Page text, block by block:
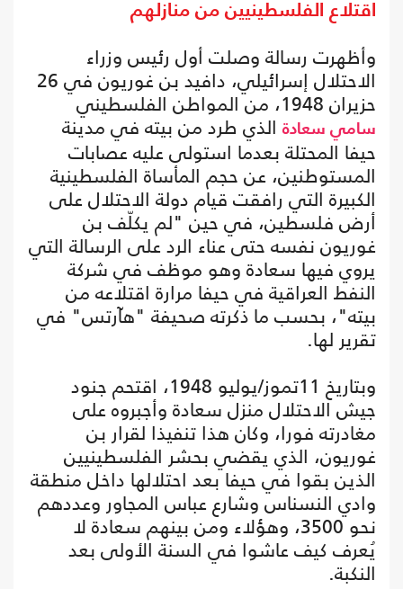
اقتلاع الفلسطينيين من منازلهم
وأظهرت رسالة وصلت أول رئيس وزراء
الاحتلال إسرائيلي، دافيد بن غوريون في 26
حزيران 1948، من المواطن الفلسطيني
سامي سعادة الذي طرد من بيته في مدينة
حيفا المحتلة بعدما استولى عليه عصابات
المستوطنين، عن حجم المأساة الفلسطينية
الكبيرة التي رافقت قيام دولة الاحتلال على
أرض فلسطين، في حين "لم يكلّف بن
غوريون نفسه حتى عناء الرد على الرسالة التي
يروي فيها سعادة وهو موظف في شركة
النفط العراقية في حيفا مرارة اقتلاعه من
بيته"، بحسب ما ذكرته صحيفة "هآرتس" في
تقرير لها.
وبتاريخ 11تموز/يوليو 1948، اقتحم جنود
جيش الاحتلال منزل سعادة وأجبروه على
مغادرته فورا، وكان هذا تنفيذا لقرار بن
غوريون، الذي يقضي بحشر الفلسطينيين
الذين بقوا في حيفا بعد احتلالها داخل منطقة
وادي النسناس وشارع عباس المجاور وعددهم
نحو 3500، وهؤلاء ومن بينهم سعادة لا
يُعرف كيف عاشوا في السنة الأولى بعد
النكبة.